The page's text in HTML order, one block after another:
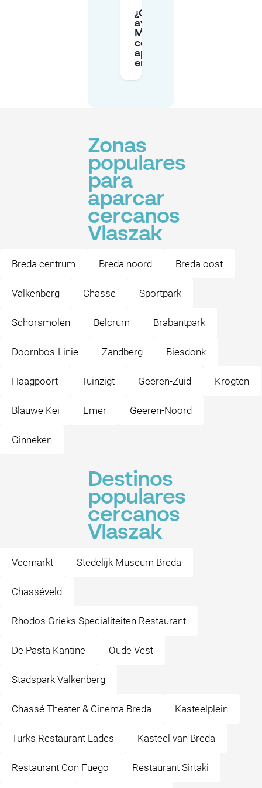
¿Cómo puede
ayudarte
Mobypark
con el
aparcamiento
en Vlaszak?
Zonas
populares
para
aparcar
cercanos
Vlaszak
Breda centrum Breda noord Breda oost
Valkenberg Chasse Sportpark
Schorsmolen Belcrum Brabantpark
Doornbos-Linie Zandberg Biesdonk
Haagpoort Tuinzigt Geeren-Zuid Krogten
Blauwe Kei Emer Geeren-Noord
Ginneken
Destinos
populares
cercanos
Vlaszak
Veemarkt Stedelijk Museum Breda
Chasséveld
Rhodos Grieks Specialiteiten Restaurant
De Pasta Kantine Oude Vest
Stadspark Valkenberg
Chassé Theater & Cinema Breda Kasteelplein
Turks Restaurant Lades Kasteel van Breda
Restaurant Con Fuego Restaurant Sirtaki